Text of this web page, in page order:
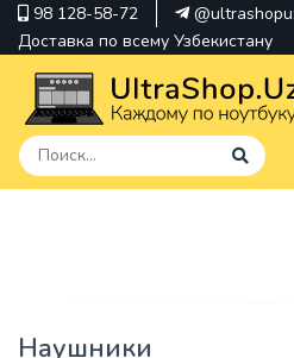
98 128-58-72
Доставка по всему Узбекистану
Hp
Наушники